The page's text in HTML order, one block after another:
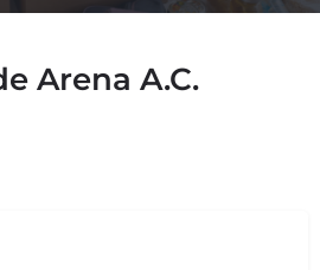
Arena A.C.